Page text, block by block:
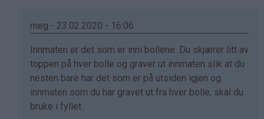
meg - 23.02.2020 - 16:06
Som
svar
på
av
Sofie
Innmaten er det som er inni bollene. Du skjærer litt av
toppen på hver bolle og graver ut innmaten slik at du
nesten bare har det som er på utsiden igjen og
innmaten som du har gravet ut fra hver bolle, skal du
bruke i fyllet.